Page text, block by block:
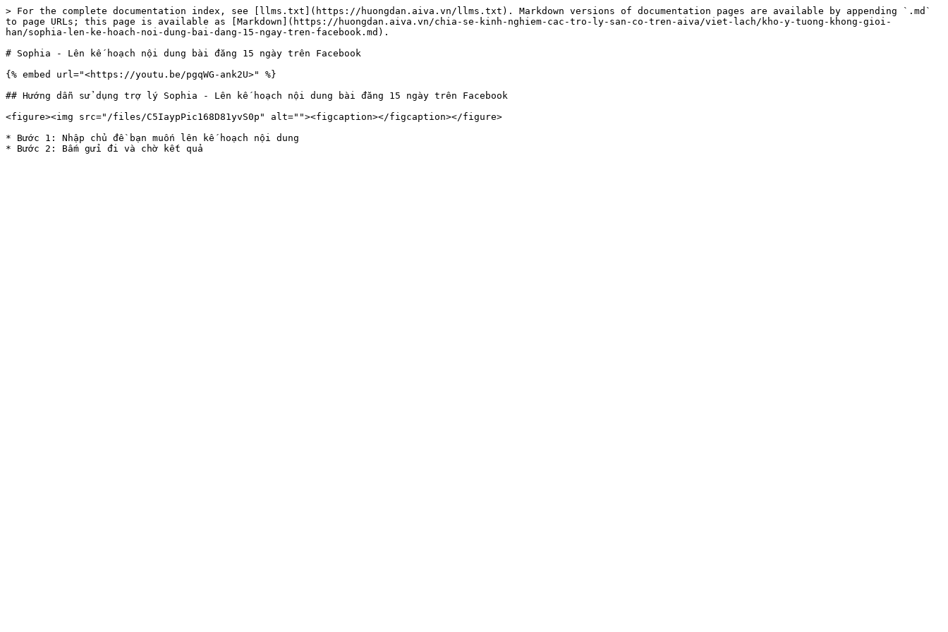
> For the complete documentation index, see [llms.txt](https://huongdan.aiva.vn/llms.txt). Markdown versions of documentation pages are available by appending `.md`
to page URLs; this page is available as [Markdown](https://huongdan.aiva.vn/chia-se-kinh-nghiem-cac-tro-ly-san-co-tren-aiva/viet-lach/kho-y-tuong-khong-gioi-
han/sophia-len-ke-hoach-noi-dung-bai-dang-15-ngay-tren-facebook.md).
# Sophia - Lên kế hoạch nội dung bài đăng 15 ngày trên Facebook
{% embed url="<https://youtu.be/pgqWG-ank2U>" %}
## Hướng dẫn sử dụng trợ lý Sophia - Lên kế hoạch nội dung bài đăng 15 ngày trên Facebook
<figure><img src="/files/C5IaypPic168D81yvS0p" alt=""><figcaption></figcaption></figure>
* Bước 1: Nhập chủ đề bạn muốn lên kế hoạch nội dung